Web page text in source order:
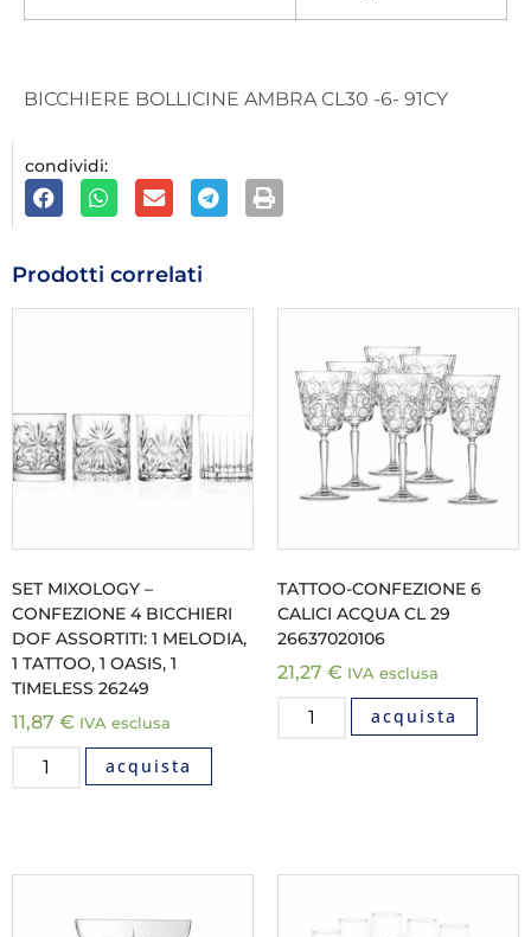
BICCHIERE BOLLICINE AMBRA CL30 -6- 91CY
condividi:
Prodotti correlati
SET MIXOLOGY –
CONFEZIONE 4 BICCHIERI
DOF ASSORTITI: 1 MELODIA,
1 TATTOO, 1 OASIS, 1
TIMELESS 26249
11,87 € IVA esclusa
acquista
TATTOO-CONFEZIONE 6
CALICI ACQUA CL 29
26637020106
21,27 € IVA esclusa
acquista